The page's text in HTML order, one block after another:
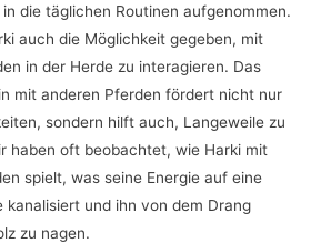
die täglichen Routinen aufgenommen.
auch die Möglichkeit gegeben, mit
in der Herde zu interagieren. Das
mit anderen Pferden fördert nicht nur
sondern hilft auch, Langeweile zu
haben oft beobachtet, wie Harki mit
spielt, was seine Energie auf eine
kanalisiert und ihn von dem Drang
zu nagen.